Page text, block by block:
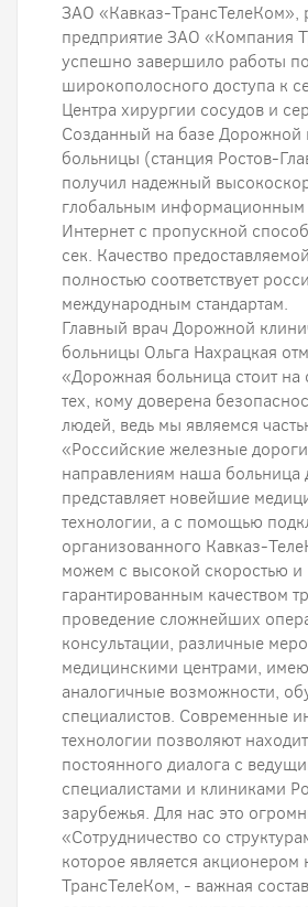
ЗАО «Кавказ-ТрансТелеКом»,
предприятие ЗАО «Компания
успешно завершило работы
широкополосного доступа к
Центра хирургии сосудов и
Cозданный на базе Дорожной
больницы (станция Ростов-
получил надежный
глобальным информационным
Интернет с пропускной
сек. Качество
полностью соответствует
международным стандартам.
Главный врач Дорожной
больницы Ольга Нахрацкая
«Дорожная больница стоит на
тех, кому доверена
людей, ведь мы являемся
«Российские железные
направлениям наша больница
представляет новейшие
технологии, а с помощью
организованного Кавказ-
можем с высокой скоростью и
гарантированным качеством
проведение сложнейших
консультации, различные
медицинскими центрами,
аналогичные возможности,
специалистов. Современные
технологии позволяют
постоянного диалога с
специалистами и клиниками
зарубежья. Для нас это
«Сотрудничество со
которое является акционером
ТрансТелеКом, - важная